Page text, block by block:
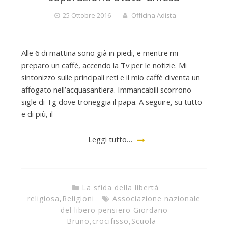
25 Ottobre 2016 Officina Adista
Alle 6 di mattina sono già in piedi, e mentre mi
preparo un caffè, accendo la Tv per le notizie. Mi
sintonizzo sulle principali reti e il mio caffè diventa un
affogato nell’acquasantiera. Immancabili scorrono
sigle di Tg dove troneggia il papa. A seguire, su tutto
e di più, il
Leggi tutto…
La sfida della libertà
religiosa, Religioni
Associazione nazionale
del libero pensiero Giordano
Bruno,crocifisso,Scuola